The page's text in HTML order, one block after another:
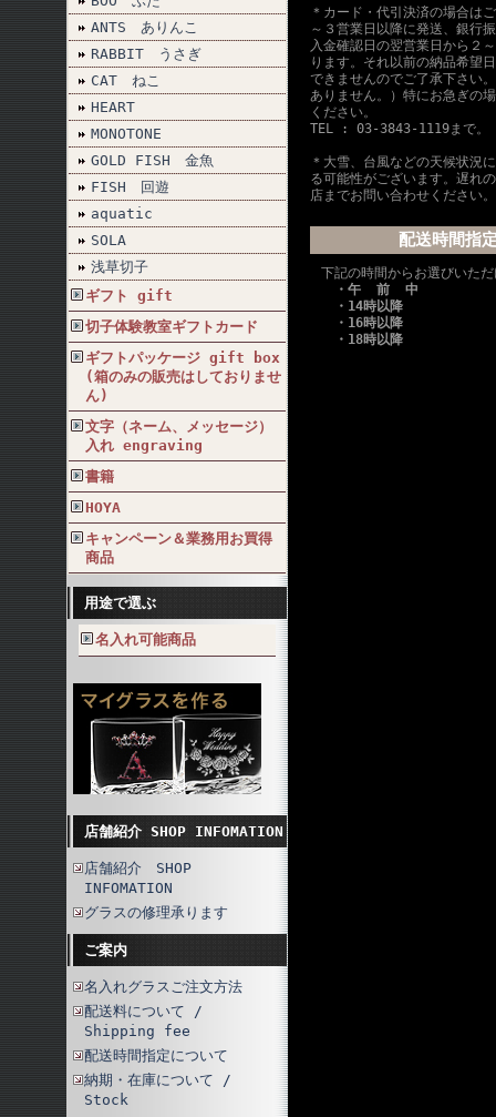
ANTS ありんこ
RABBIT うさぎ
CAT ねこ
HEART
MONOTONE
GOLD FISH 金魚
FISH 回遊
aquatic
SOLA
浅草切子
ギフト gift
切子体験教室ギフトカード
ギフトパッケージ gift box
(箱のみの販売はしておりませ
ん)
文字（ネーム、メッセージ）
入れ engraving
書籍
HOYA
キャンペーン＆業務用お買得
商品
用途で選ぶ
名入れ可能商品
店舗紹介 SHOP INFOMATION
店舗紹介 SHOP
INFOMATION
グラスの修理承ります
ご案内
名入れグラスご注文方法
配送料について /
Shipping fee
配送時間指定について
納期・在庫について /
Stock
＊カード・代引決済の場合は
～３営業日以降に発送、銀行
入金確認日の翌営業日から２
ります。それ以前の納品希望
できませんのでご了承下さい
ありません。）特にお急ぎの
ください。
TEL : 03-3843-1119まで。
＊大雪、台風などの天候状況
る可能性がございます。遅れ
店までお問い合わせください。
配送時間指
下記の時間からお選びいた
・午 前 中
・14時以降
・16時以降
・18時以降